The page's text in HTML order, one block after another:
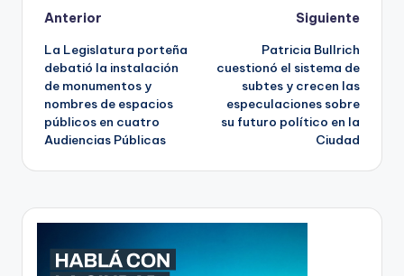
Post
navigation
Anterior
La Legislatura porteña
debatió la instalación
de monumentos y
nombres de espacios
públicos en cuatro
Audiencias Públicas
Siguiente
Patricia Bullrich
cuestionó el sistema de
subtes y crecen las
especulaciones sobre
su futuro político en la
Ciudad